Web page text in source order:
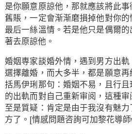
是你願意原諒他，那就應該將此
舊賬，一定會渐渐磨損掉他對你
最后一絲溫情。若是他只是偶爾
著去原諒他。
婚姻専家談婚外情，遇到男方出
選擇離婚，而大多半，都是願意
括馬伊琍那句：婚姻不易，且行
的出軌而對自己重新审阅，這種
至是質疑：肯定是由于我沒有魅
方了。[情感問題咨詢可加黎花導